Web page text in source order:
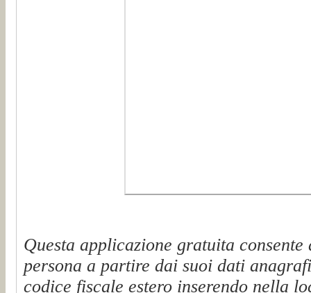
Questa applicazione gratuita
persona a partire dai suoi dati
codice fiscale estero inserendo nella